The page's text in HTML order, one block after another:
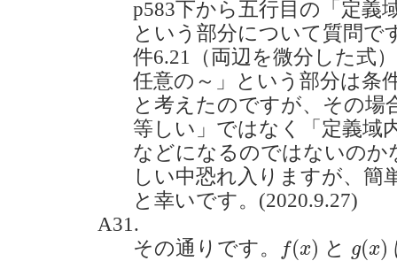
p583下から五行目の「定義
という部分について質問で
件6.21（両辺を微分した式
任意の～」という部分は条
と考えたのですが、その場
等しい」ではなく「定義域
などになるのではないのか
しい中恐れ入りますが、簡
と幸いです。(2020.9.27)
A31.
その通りです。
f(x)
f(x と g(x)
( )